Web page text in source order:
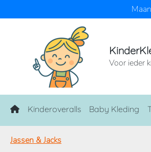
Voor ieder
Home
Kinderoveralls Baby Kleding
Jassen & Jacks